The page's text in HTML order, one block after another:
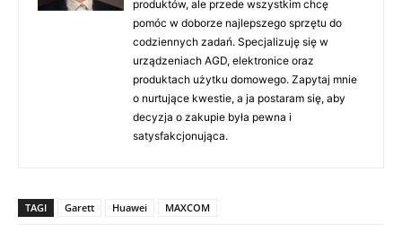
produktów, ale przede wszystkim chcę
pomóc w doborze najlepszego sprzętu do
codziennych zadań. Specjalizuję się w
urządzeniach AGD, elektronice oraz
produktach użytku domowego. Zapytaj mnie
o nurtujące kwestie, a ja postaram się, aby
decyzja o zakupie była pewna i
satysfakcjonująca.
TAGI Garett Huawei MAXCOM